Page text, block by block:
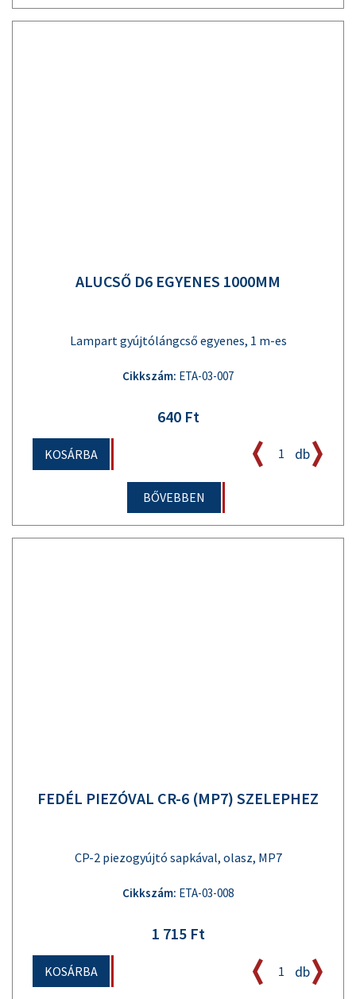
ALUCSŐ D6 EGYENES 1000MM
Lampart gyújtólángcső egyenes, 1 m-es
Cikkszám: ETA-03-007
640 Ft
KOSÁRBA db
BŐVEBBEN
FEDÉL PIEZÓVAL CR-6 (MP7) SZELEPHEZ
CP-2 piezogyújtó sapkával, olasz, MP7
Cikkszám: ETA-03-008
1 715 Ft
KOSÁRBA db